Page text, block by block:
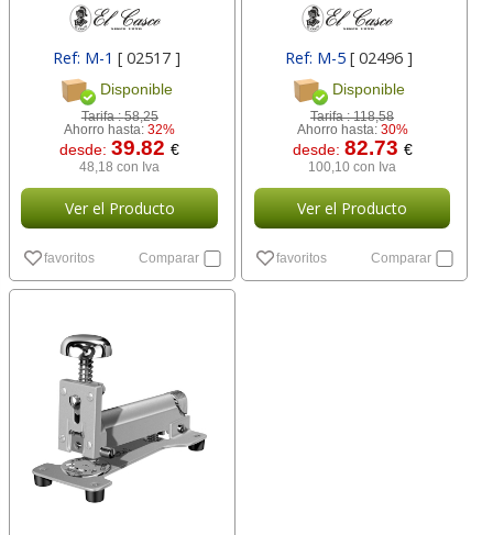
Ref: M-1[ 02517 ]
Disponible
Tarifa :58,25
Ahorro hasta:32%
desde:39.82€
48,18 con Iva
Ver el Producto
favoritos Comparar
Ref: M-5[ 02496 ]
Disponible
Tarifa :118,58
Ahorro hasta: 30%
desde: 82.73 €
100,10 con Iva
Ver el Producto
favoritos Comparar